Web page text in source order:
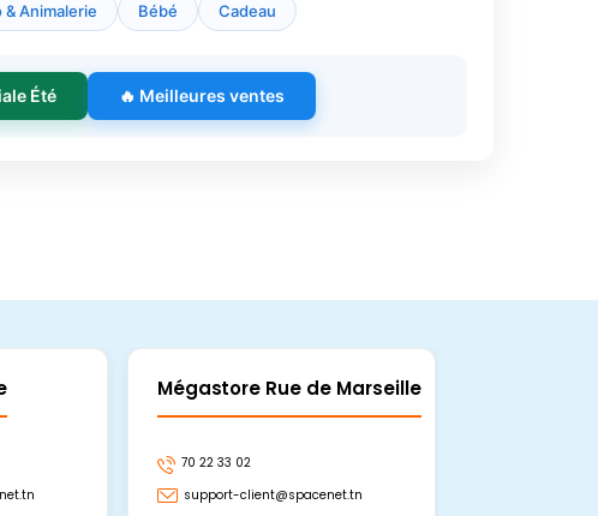
& Animalerie Bébé Cadeau
Été 🔥 Meilleures ventes
Mégastore Rue de Marseille
70 22 33 02
support-client@spacenet.tn